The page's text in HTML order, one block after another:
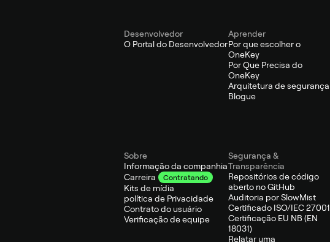
Desenvolvedor
O Portal do Desenvolvedor
Aprender
Por que escolher o
OneKey
Por Que Precisa do
OneKey
Arquitetura de segurança
Blogue
Sobre
Informação da companhia
Carreira
Contratando
Kits de mídia
política de Privacidade
Contrato do usuário
Verificação de equipe
Segurança &
Transparência
Repositórios de código
aberto no GitHub
Auditoria por SlowMist
Certificado ISO/IEC 27001
Certificação EU NB (EN
18031)
Relatar uma